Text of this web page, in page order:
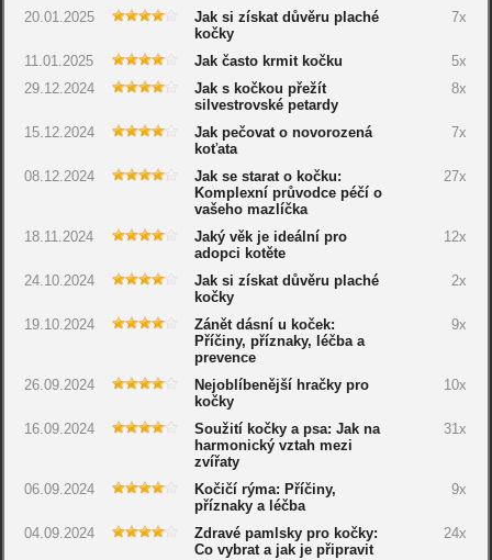
20.01.2025
Jak si získat důvěru plaché
kočky
7x
11.01.2025 Jak často krmit kočku
5x
29.12.2024
Jak s kočkou přežít
silvestrovské petardy
8x
15.12.2024
Jak pečovat o novorozená
koťata
7x
08.12.2024
Jak se starat o kočku:
Komplexní průvodce péčí o
vašeho mazlíčka
27x
18.11.2024
Jaký věk je ideální pro
adopci kotěte
12x
24.10.2024
Jak si získat důvěru plaché
kočky
2x
19.10.2024
Zánět dásní u koček:
Příčiny, příznaky, léčba a
prevence
9x
26.09.2024
Nejoblíbenější hračky pro
kočky
10x
16.09.2024
Soužití kočky a psa: Jak na
harmonický vztah mezi
zvířaty
31x
06.09.2024
Kočičí rýma: Příčiny,
příznaky a léčba
9x
04.09.2024
Zdravé pamlsky pro kočky:
Co vybrat a jak je připravit
24x